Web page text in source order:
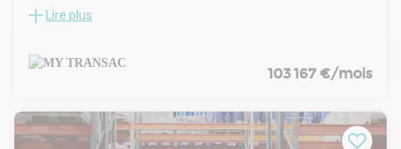
My Transac vous propose à la location un entrepôt de 6
En plus une Mezzanine (déposable) de 1 857 m²
Prestations :
• 9 portes à quai
• 3 Portes sectionnelle de plain-pied
Lire plus
103 167 €/mois